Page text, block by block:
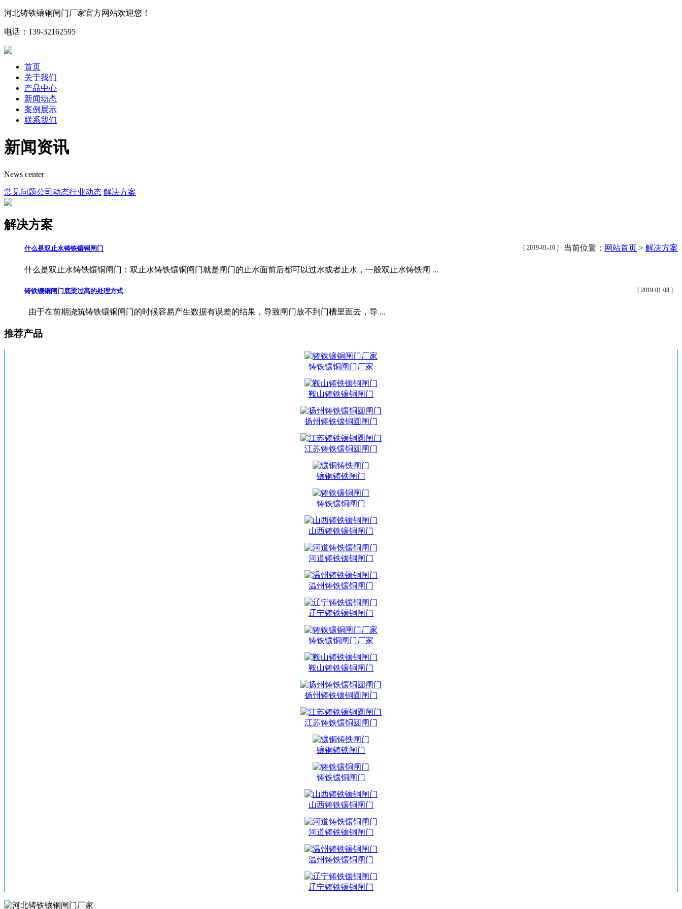
河北铸铁镶铜闸门厂家官方网站欢迎您！
电话：139-32162595
首页
关于我们
产品中心
新闻动态
案例展示
联系我们
新闻资讯
News center
常见问题公司动态行业动态 解决方案
解决方案
当前位置： 网站首页 > 解决方案
[ 2019-01-10 ]
什么是双止水铸铁镶铜闸门
什么是双止水铸铁镶铜闸门：双止水铸铁镶铜闸门就是闸门的止水面前后都可以过水或者止水，一般双止水铸铁闸 ...
[ 2019-01-08 ]
铸铁镶铜闸门底梁过高的处理方式
由于在前期浇筑铸铁镶铜闸门的时候容易产生数据有误差的结果，导致闸门放不到门槽里面去，导 ...
推荐产品
铸铁镶铜闸门厂家
鞍山铸铁镶铜闸门
扬州铸铁镶铜圆闸门
江苏铸铁镶铜圆闸门
镶铜铸铁闸门
铸铁镶铜闸门
山西铸铁镶铜闸门
河道铸铁镶铜闸门
温州铸铁镶铜闸门
辽宁铸铁镶铜闸门
铸铁镶铜闸门厂家
鞍山铸铁镶铜闸门
扬州铸铁镶铜圆闸门
江苏铸铁镶铜圆闸门
镶铜铸铁闸门
铸铁镶铜闸门
山西铸铁镶铜闸门
河道铸铁镶铜闸门
温州铸铁镶铜闸门
辽宁铸铁镶铜闸门